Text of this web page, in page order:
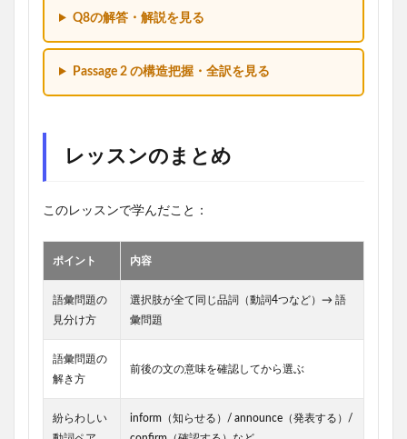
Q8の解答・解説を見る
Passage 2 の構造把握・全訳を見る
レッスンのまとめ
このレッスンで学んだこと：
ポイント 内容
語彙問題の
見分け方
選択肢が全て同じ品詞（動詞4つなど）→ 語
彙問題
語彙問題の
解き方
前後の文の意味を確認してから選ぶ
紛らわしい
inform（知らせる）/ announce（発表する）/